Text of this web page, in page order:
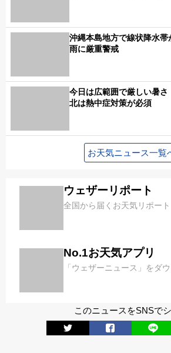
沖縄本島地方で線状降水
雨に厳重警戒
今日は広範囲で厳しい暑
北は熱中症対策が必須
お天気ニュース一覧
ウェザーリポート
全国から届くお天気リポート
No.1お天気アプリ
「ウェザーニュース」をダ
このニュースをSNSで